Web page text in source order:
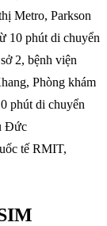
Metro, Parkson
10 phút di chuyển
2, bệnh viện
Phòng khám
phút di chuyển
Đức
tế RMIT,